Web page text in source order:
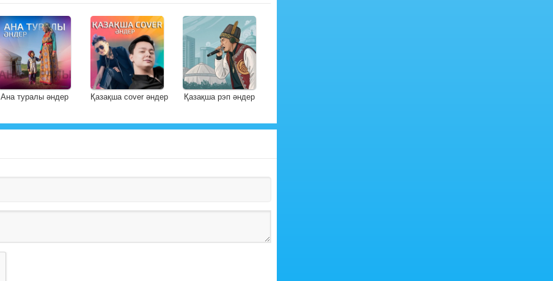
Ана туралы әндер Қазақша cover әндер Қазақша рэп әндер